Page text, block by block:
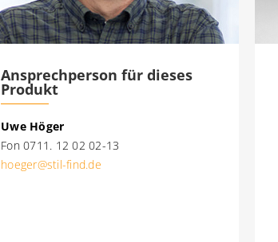
Ansprechperson für dieses
Produkt
Uwe Höger
Fon 0711. 12 02 02-13
hoeger@stil-find.de